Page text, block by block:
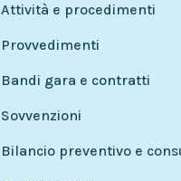
Attività e procedimenti
Provvedimenti
Bandi gara e contratti
Sovvenzioni
Bilancio preventivo e